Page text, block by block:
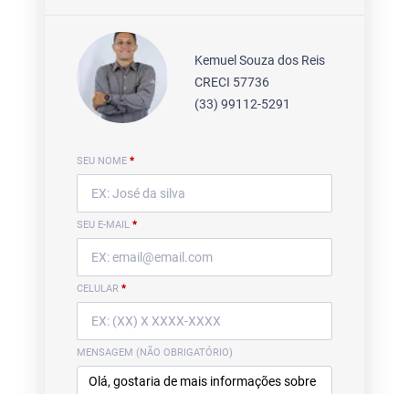
Kemuel Souza dos Reis
CRECI 57736
(33) 99112-5291
SEU NOME *
SEU E-MAIL *
CELULAR *
MENSAGEM (NÃO OBRIGATÓRIO)